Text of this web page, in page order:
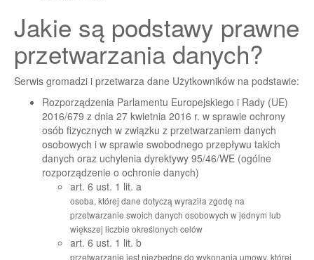
Jakie są podstawy prawne
przetwarzania danych?
Serwis gromadzi i przetwarza dane Użytkowników na podstawie:
Rozporządzenia Parlamentu Europejskiego i Rady (UE)
2016/679 z dnia 27 kwietnia 2016 r. w sprawie ochrony
osób fizycznych w związku z przetwarzaniem danych
osobowych i w sprawie swobodnego przepływu takich
danych oraz uchylenia dyrektywy 95/46/WE (ogólne
rozporządzenie o ochronie danych)
art. 6 ust. 1 lit. a
osoba, której dane dotyczą wyraziła zgodę na
przetwarzanie swoich danych osobowych w jednym lub
większej liczbie określonych celów
art. 6 ust. 1 lit. b
przetwarzanie jest niezbędne do wykonania umowy, której